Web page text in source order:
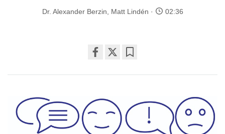
Dr. Alexander Berzin Matt Lindén 02:36
on